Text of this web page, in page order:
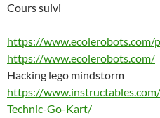
Cours suivi
https://
https://www.ecolerobots.com/
Hacking lego mindstorm
https://
Technic-Go-Kart/